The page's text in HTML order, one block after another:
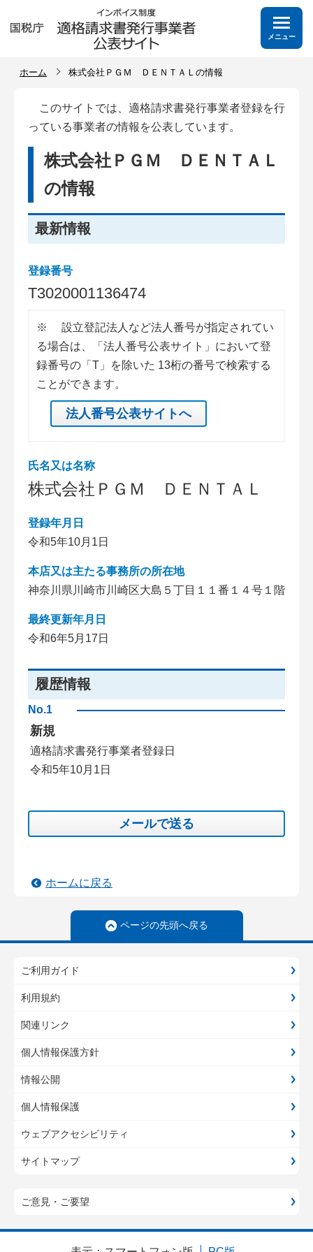
メニュー
ホーム 株式会社ＰＧＭ ＤＥＮＴＡＬの情報
このサイトでは、適格請求書発行事業者登録を行
っている事業者の情報を公表しています。
株式会社ＰＧＭ ＤＥＮＴＡＬ
の情報
最新情報
登録番号
T3020001136474
※
設立登記法人など法人番号が指定されてい
る場合は、「法人番号公表サイト」において登
録番号の「T」を除いた 13桁の番号で検索する
ことができます。
法人番号公表サイトへ
氏名又は名称
株式会社ＰＧＭ ＤＥＮＴＡＬ
登録年月日
令和5年10月1日
本店又は主たる事務所の所在地
神奈川県川崎市川崎区大島５丁目１１番１４号１階
最終更新年月日
令和6年5月17日
履歴情報
No.1
新規
適格請求書発行事業者登録日
令和5年10月1日
メールで送る
ホームに戻る
ページの先頭へ戻る
ご利用ガイド
利用規約
関連リンク
個人情報保護方針
情報公開
個人情報保護
ウェブアクセシビリティ
サイトマップ
ご意見・ご要望